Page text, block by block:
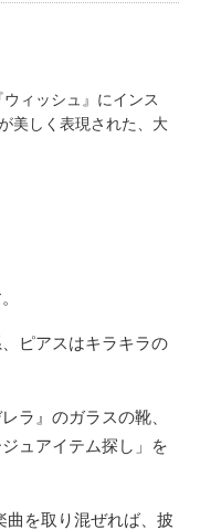
ィッシュ』にインス
美しく表現された、大
ピアスはキラキラの
ラ』のガラスの靴、
ュアイテム探し」を
曲を取り混ぜれば、披